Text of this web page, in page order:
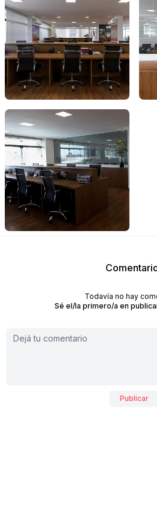
Todavía no hay
Sé el/la primero/a en
Publicar